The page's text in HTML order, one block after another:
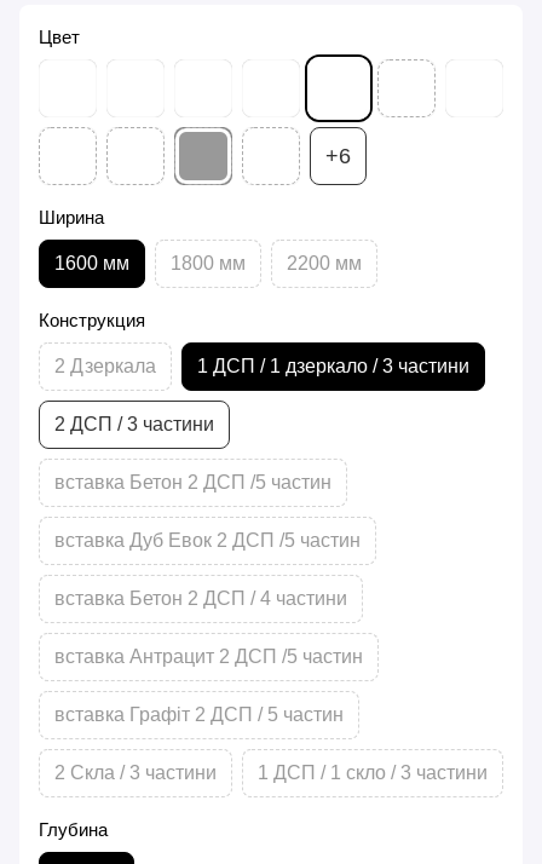
Цвет
+6
Ширина
1600 мм 1800 мм 2200 мм
Конструкция
2 Дзеркала 1 ДСП / 1 дзеркало / 3 частини
2 ДСП / 3 частини
вставка Бетон 2 ДСП /5 частин
вставка Дуб Евок 2 ДСП /5 частин
вставка Бетон 2 ДСП / 4 частини
вставка Антрацит 2 ДСП /5 частин
вставка Графіт 2 ДСП / 5 частин
2 Скла / 3 частини 1 ДСП / 1 скло / 3 частини
Глубина